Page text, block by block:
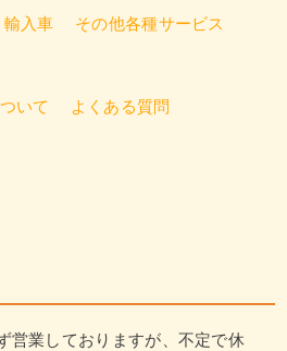
輸入車 その他各種サービス
いて
よくある質問
営業しておりますが、不定で休